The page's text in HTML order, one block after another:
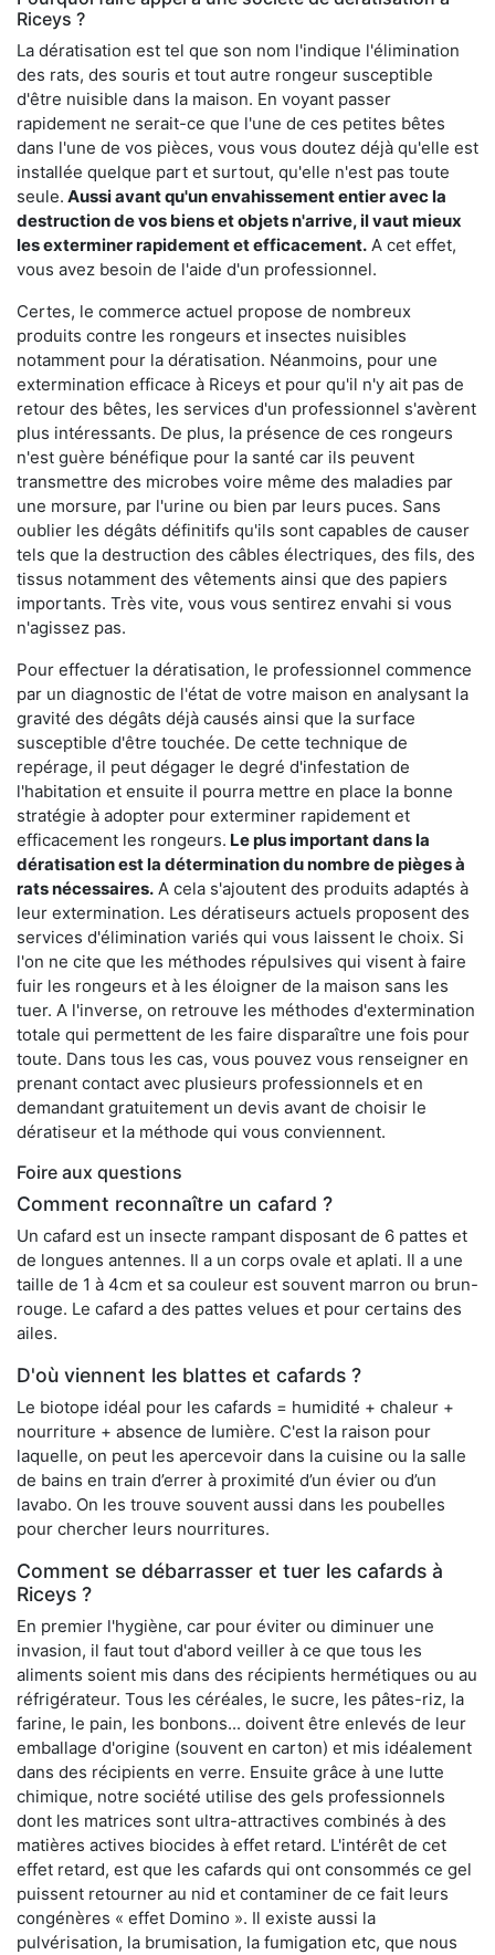
Riceys ?
La dératisation est tel que son nom l'indique l'élimination
des rats, des souris et tout autre rongeur susceptible
d'être nuisible dans la maison. En voyant passer
rapidement ne serait-ce que l'une de ces petites bêtes
dans l'une de vos pièces, vous vous doutez déjà qu'elle est
installée quelque part et surtout, qu'elle n'est pas toute
seule. Aussi avant qu'un envahissement entier avec la
destruction de vos biens et objets n'arrive, il vaut mieux
les exterminer rapidement et efficacement. A cet effet,
vous avez besoin de l'aide d'un professionnel.
Certes, le commerce actuel propose de nombreux
produits contre les rongeurs et insectes nuisibles
notamment pour la dératisation. Néanmoins, pour une
extermination efficace à Riceys et pour qu'il n'y ait pas de
retour des bêtes, les services d'un professionnel s'avèrent
plus intéressants. De plus, la présence de ces rongeurs
n'est guère bénéfique pour la santé car ils peuvent
transmettre des microbes voire même des maladies par
une morsure, par l'urine ou bien par leurs puces. Sans
oublier les dégâts définitifs qu'ils sont capables de causer
tels que la destruction des câbles électriques, des fils, des
tissus notamment des vêtements ainsi que des papiers
importants. Très vite, vous vous sentirez envahi si vous
n'agissez pas.
Pour effectuer la dératisation, le professionnel commence
par un diagnostic de l'état de votre maison en analysant la
gravité des dégâts déjà causés ainsi que la surface
susceptible d'être touchée. De cette technique de
repérage, il peut dégager le degré d'infestation de
l'habitation et ensuite il pourra mettre en place la bonne
stratégie à adopter pour exterminer rapidement et
efficacement les rongeurs. Le plus important dans la
dératisation est la détermination du nombre de pièges à
rats nécessaires. A cela s'ajoutent des produits adaptés à
leur extermination. Les dératiseurs actuels proposent des
services d'élimination variés qui vous laissent le choix. Si
l'on ne cite que les méthodes répulsives qui visent à faire
fuir les rongeurs et à les éloigner de la maison sans les
tuer. A l'inverse, on retrouve les méthodes d'extermination
totale qui permettent de les faire disparaître une fois pour
toute. Dans tous les cas, vous pouvez vous renseigner en
prenant contact avec plusieurs professionnels et en
demandant gratuitement un devis avant de choisir le
dératiseur et la méthode qui vous conviennent.
Foire aux questions
Comment reconnaître un cafard ?
Un cafard est un insecte rampant disposant de 6 pattes et
de longues antennes. Il a un corps ovale et aplati. Il a une
taille de 1 à 4cm et sa couleur est souvent marron ou brun-
rouge. Le cafard a des pattes velues et pour certains des
ailes.
D'où viennent les blattes et cafards ?
Le biotope idéal pour les cafards = humidité + chaleur +
nourriture + absence de lumière. C'est la raison pour
laquelle, on peut les apercevoir dans la cuisine ou la salle
de bains en train d’errer à proximité d’un évier ou d’un
lavabo. On les trouve souvent aussi dans les poubelles
pour chercher leurs nourritures.
Comment se débarrasser et tuer les cafards à
Riceys ?
En premier l'hygiène, car pour éviter ou diminuer une
invasion, il faut tout d'abord veiller à ce que tous les
aliments soient mis dans des récipients hermétiques ou au
réfrigérateur. Tous les céréales, le sucre, les pâtes-riz, la
farine, le pain, les bonbons... doivent être enlevés de leur
emballage d'origine (souvent en carton) et mis idéalement
dans des récipients en verre. Ensuite grâce à une lutte
chimique, notre société utilise des gels professionnels
dont les matrices sont ultra-attractives combinés à des
matières actives biocides à effet retard. L'intérêt de cet
effet retard, est que les cafards qui ont consommés ce gel
puissent retourner au nid et contaminer de ce fait leurs
congénères « effet Domino ». Il existe aussi la
pulvérisation, la brumisation, la fumigation etc, que nous